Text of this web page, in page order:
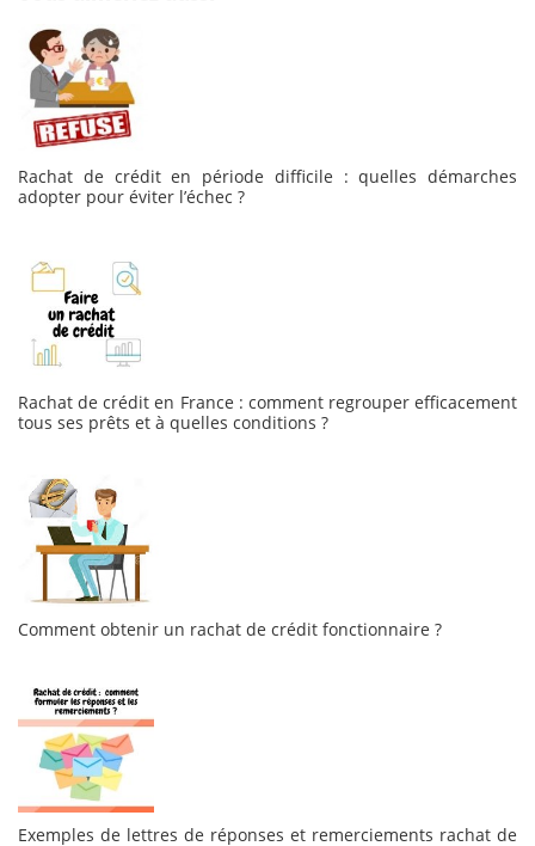
Rachat de crédit en période difficile : quelles démarches
adopter pour éviter l’échec ?
Rachat de crédit en France : comment regrouper efficacement
tous ses prêts et à quelles conditions ?
Comment obtenir un rachat de crédit fonctionnaire ?
Exemples de lettres de réponses et remerciements rachat de